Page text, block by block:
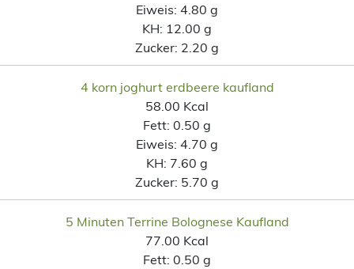
Eiweis: 4.80 g
KH: 12.00 g
Zucker: 2.20 g
4 korn joghurt erdbeere kaufland
58.00 Kcal
Fett: 0.50 g
Eiweis: 4.70 g
KH: 7.60 g
Zucker: 5.70 g
5 Minuten Terrine Bolognese Kaufland
77.00 Kcal
Fett: 0.50 g